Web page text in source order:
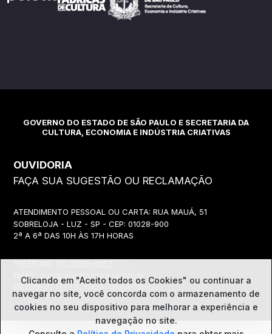
GOVERNO DO ESTADO DE SÃO PAULO E SECRETARIA DA
CULTURA, ECONOMIA E INDÚSTRIA CRIATIVAS
OUVIDORIA
FAÇA SUA SUGESTÃO OU RECLAMAÇÃO
ATENDIMENTO PESSOAL OU CARTA: RUA MAUÁ, 51
SOBRELOJA - LUZ - SP - CEP: 01028-900
2ª A 6ª DAS 10H ÀS 17H HORAS
EMAIL:
ouvidoria@cultura.sp.gov.br
ENDEREÇO ELETRÔNICO: clique abaixo
Clicando em "Aceito todos os Cookies" ou continuar a
navegar no site, você concorda com o armazenamento de
cookies no seu dispositivo para melhorar a experiência e
navegação no site.